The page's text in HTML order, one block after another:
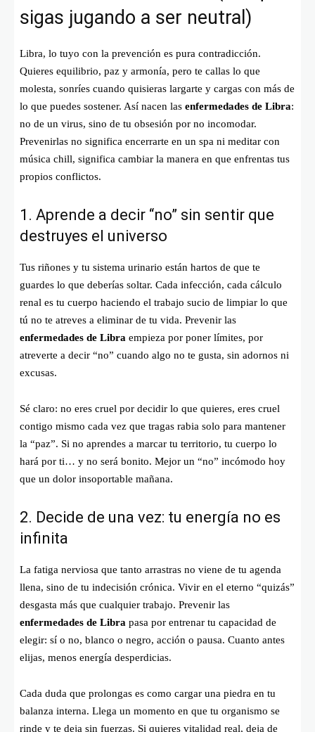
sigas jugando a ser neutral)
Libra, lo tuyo con la prevención es pura contradicción.
Quieres equilibrio, paz y armonía, pero te callas lo que
molesta, sonríes cuando quisieras largarte y cargas con más de
lo que puedes sostener. Así nacen las enfermedades de Libra:
no de un virus, sino de tu obsesión por no incomodar.
Prevenirlas no significa encerrarte en un spa ni meditar con
música chill, significa cambiar la manera en que enfrentas tus
propios conflictos.
1. Aprende a decir “no” sin sentir que
destruyes el universo
Tus riñones y tu sistema urinario están hartos de que te
guardes lo que deberías soltar. Cada infección, cada cálculo
renal es tu cuerpo haciendo el trabajo sucio de limpiar lo que
tú no te atreves a eliminar de tu vida. Prevenir las
enfermedades de Libra empieza por poner límites, por
atreverte a decir “no” cuando algo no te gusta, sin adornos ni
excusas.
Sé claro: no eres cruel por decidir lo que quieres, eres cruel
contigo mismo cada vez que tragas rabia solo para mantener
la “paz”. Si no aprendes a marcar tu territorio, tu cuerpo lo
hará por ti… y no será bonito. Mejor un “no” incómodo hoy
que un dolor insoportable mañana.
2. Decide de una vez: tu energía no es
infinita
La fatiga nerviosa que tanto arrastras no viene de tu agenda
llena, sino de tu indecisión crónica. Vivir en el eterno “quizás”
desgasta más que cualquier trabajo. Prevenir las
enfermedades de Libra pasa por entrenar tu capacidad de
elegir: sí o no, blanco o negro, acción o pausa. Cuanto antes
elijas, menos energía desperdicias.
Cada duda que prolongas es como cargar una piedra en tu
balanza interna. Llega un momento en que tu organismo se
rinde y te deja sin fuerzas. Si quieres vitalidad real, deja de